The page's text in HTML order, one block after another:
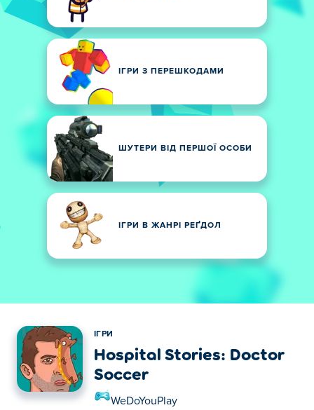
ІГРИ З ПЕРЕШКОДАМИ
ШУТЕРИ ВІД ПЕРШОЇ ОСОБИ
ІГРИ В ЖАНРІ РЕҐДОЛ
ІГРИ
Hospital Stories: Doctor
Soccer
WeDoYouPlay